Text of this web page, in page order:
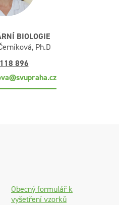
BIOLOGIE
Ph.D
896
Obecný formulář k
vyšetření vzorků